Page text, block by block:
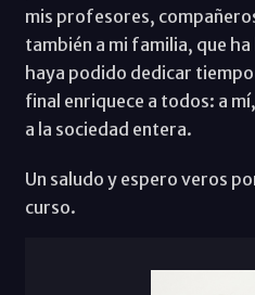
mis profesores,
también a mi familia, que
haya podido dedicar
final enriquece a todos: a
a la sociedad entera.
Un saludo y espero veros
curso.